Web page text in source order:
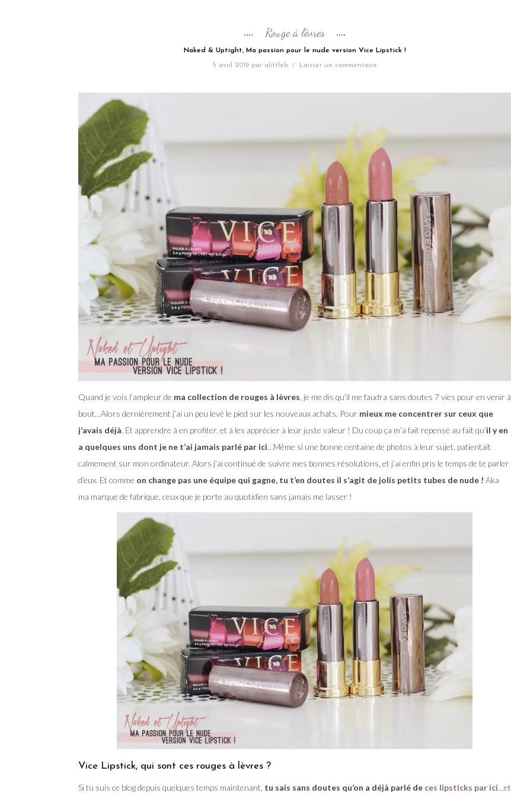
Rouge à lèvres
Naked & Uptight, Ma passion pour le nude version Vice Lipstick !
5 avril 2019 par alittleb / Laisser un commentaire
Quand je vois l’ampleur de ma collection de rouges à lèvres , je me dis qu’il me faudra sans doutes 7 vies pour en venir à
bout…Alors dernièrement j’ai un peu levé le pied sur les nouveaux achats. Pour mieux me concentrer sur ceux que
j’avais déjà. Et apprendre à en profiter, et à les apprécier à leur juste valeur ! Du coup ça m’a fait repensé au fait qu’il y en
a quelques uns dont je ne t’ai jamais parlé par ici…Même si une bonne centaine de photos à leur sujet, patientait
calmement sur mon ordinateur. Alors j’ai continué de suivre mes bonnes résolutions, et j’ai enfin pris le temps de te parler
d’eux. Et comme on change pas une équipe qui gagne, tu t’en doutes il s’agit de jolis petits tubes de nude ! Aka
ma marque de fabrique, ceux que je porte au quotidien sans jamais me lasser !
Vice Lipstick, qui sont ces rouges à lèvres ?
Si tu suis ce blog depuis quelques temps maintenant, tu sais sans doutes qu’on a déjà parlé de ces lipsticks par ici…et